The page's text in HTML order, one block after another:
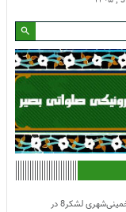
مصاحبۀ رزمندگان خمینی‌شهری لشکر8 در